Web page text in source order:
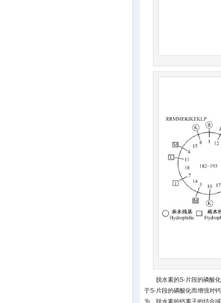
脱水素的S-片段的磷酸
于S-片段的磷酸化而增强对
为，脱水素的钙离子的结合